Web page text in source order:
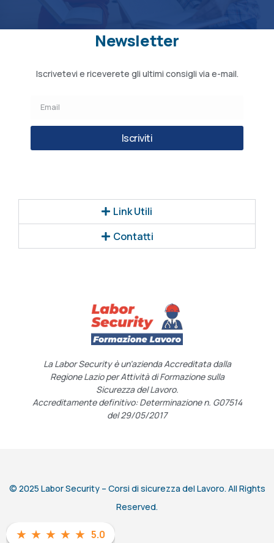
Newsletter
Iscrivetevi e riceverete gli ultimi consigli via e-mail.
Iscriviti
★ ★ ★ ★ ★ 5.0
Link Utili
Contatti
La Labor Security è un’azienda Accreditata dalla
Regione Lazio per Attività di Formazione sulla
Sicurezza del Lavoro.
Accreditamente definitivo: Determinazione n. G07514
del 29/05/2017
© 2025 Labor Security – Corsi di sicurezza del Lavoro. All Rights
Reserved.